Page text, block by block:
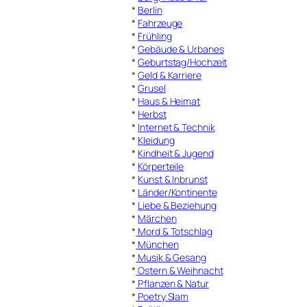
* Berlin
* Fahrzeuge
* Frühling
*Gebäude & Urbanes
*Geburtstag/Hochzeit
*Geld & Karriere
*Grusel
* Haus & Heimat
* Herbst
* Internet & Technik
* Kleidung
* Kindheit & Jugend
* Körperteile
* Kunst & Inbrunst
* Länder/Kontinente
* Liebe & Beziehung
* Märchen
* Mord & Totschlag
* München
* Musik & Gesang
* Ostern & Weihnacht
* Pflanzen & Natur
* Poetry Slam